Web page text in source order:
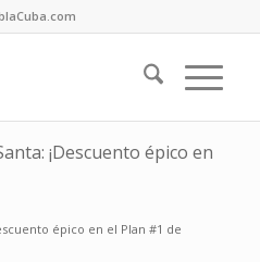
¡Descuento épico en
épico en el Plan #1 de